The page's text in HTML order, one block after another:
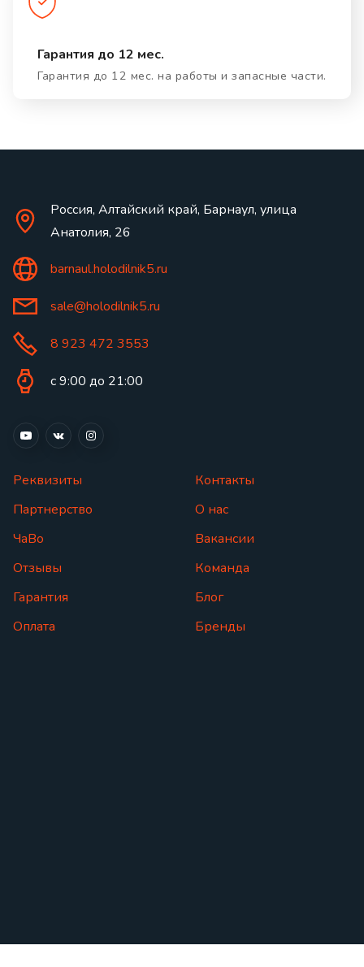
Гарантия до 12 мес.
Гарантия до 12 мес. на работы и запасные части.
Россия, Алтайский край, Барнаул, улица
Анатолия, 26
barnaul.holodilnik5.ru
sale@holodilnik5.ru
8 923 472 3553
с 9:00 до 21:00
Реквизиты
Партнерство
ЧаВо
Отзывы
Гарантия
Оплата
Контакты
О нас
Вакансии
Команда
Блог
Бренды